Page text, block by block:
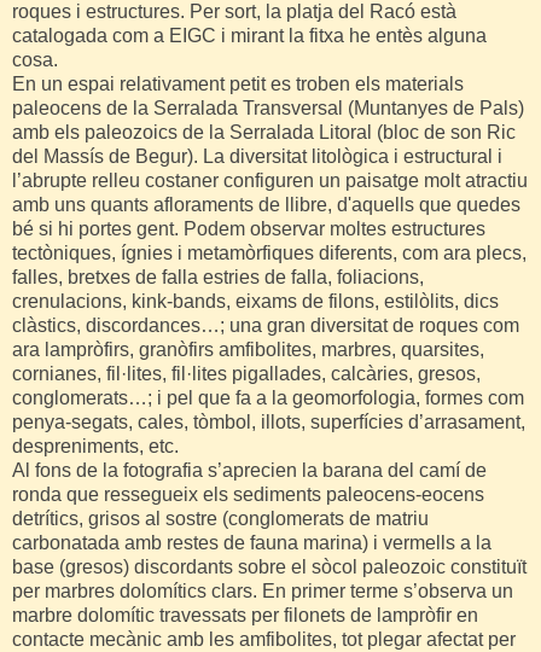
roques i estructures. Per sort, la platja del Racó està
catalogada com a EIGC i mirant la fitxa he entès alguna
cosa.
En un espai relativament petit es troben els materials
paleocens de la Serralada Transversal (Muntanyes de Pals)
amb els paleozoics de la Serralada Litoral (bloc de son Ric
del Massís de Begur). La diversitat litològica i estructural i
l’abrupte relleu costaner configuren un paisatge molt atractiu
amb uns quants afloraments de llibre, d'aquells que quedes
bé si hi portes gent. Podem observar moltes estructures
tectòniques, ígnies i metamòrfiques diferents, com ara plecs,
falles, bretxes de falla estries de falla, foliacions,
crenulacions, kink-bands, eixams de filons, estilòlits, dics
clàstics, discordances…; una gran diversitat de roques com
ara lampròfirs, granòfirs amfibolites, marbres, quarsites,
cornianes, fil·lites, fil·lites pigallades, calcàries, gresos,
conglomerats…; i pel que fa a la geomorfologia, formes com
penya-segats, cales, tòmbol , illots, superfícies d’arrasament,
despreniments, etc.
Al fons de la fotografia s’aprecien la barana del camí de
ronda que ressegueix els sediments paleocens-eocens
detrítics, grisos al sostre (conglomerats de matriu
carbonatada amb restes de fauna marina) i vermells a la
base (gresos) discordants sobre el sòcol paleozoic constituït
per marbres dolomítics clars. En primer terme s’observa un
marbre dolomític travessats per filonets de lampròfir en
contacte mecànic amb les amfibolites, tot plegar afectat per